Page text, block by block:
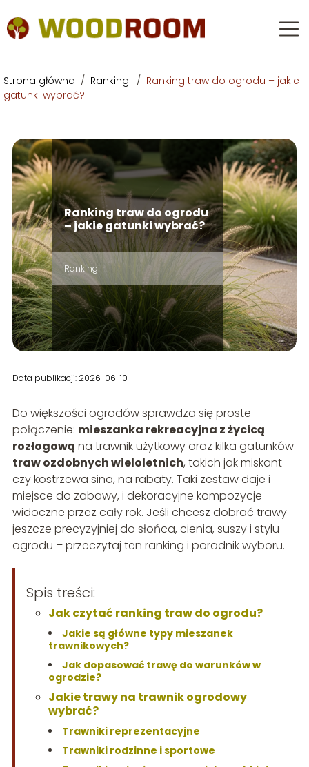
Strona główna / Rankingi / Ranking traw do ogrodu – jakie
gatunki wybrać?
Ranking traw do ogrodu
– jakie gatunki wybrać?
Rankingi
Data publikacji: 2026-06-10
Do większości ogrodów sprawdza się proste
połączenie: mieszanka rekreacyjna z życicą
rozłogową na trawnik użytkowy oraz kilka gatunków
traw ozdobnych wieloletnich, takich jak miskant
czy kostrzewa sina, na rabaty. Taki zestaw daje i
miejsce do zabawy, i dekoracyjne kompozycje
widoczne przez cały rok. Jeśli chcesz dobrać trawy
jeszcze precyzyjniej do słońca, cienia, suszy i stylu
ogrodu – przeczytaj ten ranking i poradnik wyboru.
Spis treści:
Jak czytać ranking traw do ogrodu?
Jakie są główne typy mieszanek
trawnikowych?
Jak dopasować trawę do warunków w
ogrodzie?
Jakie trawy na trawnik ogrodowy
wybrać?
Trawniki reprezentacyjne
Trawniki rodzinne i sportowe